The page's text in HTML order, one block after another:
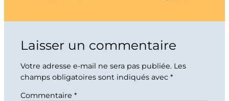
Laisser un commentaire
Votre adresse e-mail ne sera pas publiée. Les
champs obligatoires sont indiqués avec *
Commentaire *